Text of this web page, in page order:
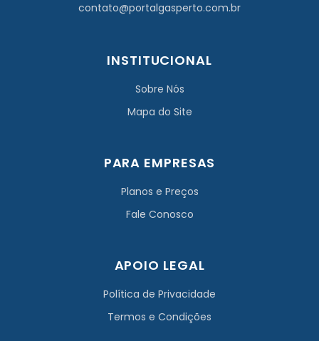
contato@portalgasperto.com.br
INSTITUCIONAL
Sobre Nós
Mapa do Site
PARA EMPRESAS
Planos e Preços
Fale Conosco
APOIO LEGAL
Política de Privacidade
Termos e Condições